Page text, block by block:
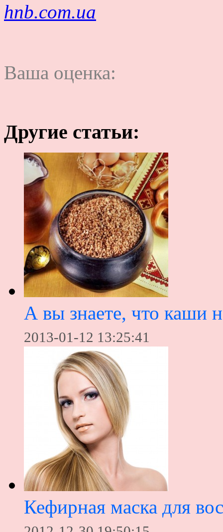
hnb.com.ua
Ваша оценка:
Другие статьи:
А вы знаете, что каши
2013-01-12 13:25:41
Кефирная маска для